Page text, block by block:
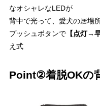
なオシャレなLEDが
背中で光って、愛犬の居場
プッシュボタンで 【点灯→
え式
Point②着脱OKの